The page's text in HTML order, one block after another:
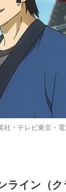
社・テレビ東京・
イン（ク